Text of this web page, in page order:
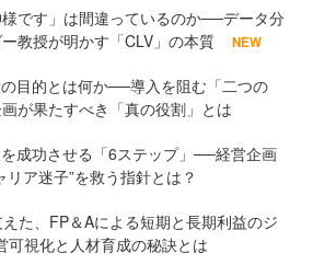
です」は間違っているのか──データ分
教授が明かす「CLV」の本質
NEW
目的とは何か──導入を阻む「二つの
が果たすべき「真の役割」とは
成功させる「6ステップ」──経営企画
リア迷子”を救う指針とは？
た、FP＆Aによる短期と長期利益のジ
可視化と人材育成の秘訣とは